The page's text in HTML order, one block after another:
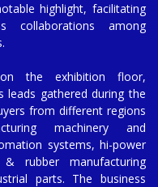
highlight, facilitating
collaborations among
the exhibition floor,
leads gathered during the
from different regions
machinery and
systems, hi-power
rubber manufacturing
parts. The business